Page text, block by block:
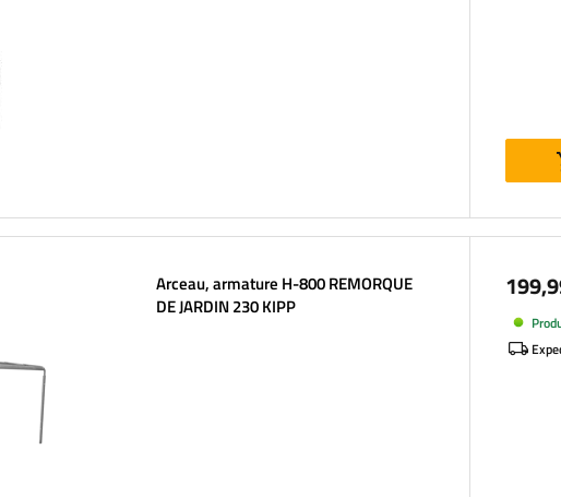
Arceau, armature H-800 REMORQUE
DE JARDIN 230 KIPP